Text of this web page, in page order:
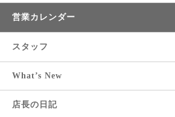
営業カレンダー
スタッフ
What’s New
店長の日記